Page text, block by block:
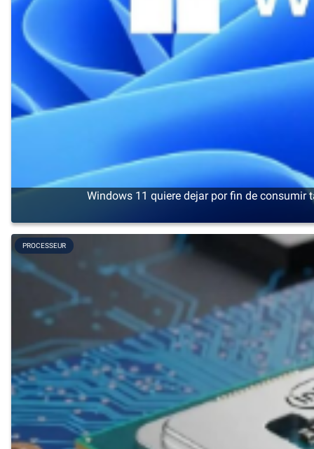
Windows 11 quiere dejar por fin de
PROCESSEUR